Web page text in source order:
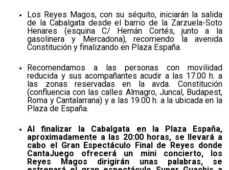
Los Reyes Magos, con su séquito, iniciarán la salida
de la Cabalgata desde el barrio de la Zarzuela-Soto
Henares (esquina C/ Hernán Cortés, junto a la
gasolinera y Mercadona), recorriendo la avenida
Constitución y finalizando en Plaza España.
Recomendamos a las personas con movilidad
reducida y sus acompañantes acudir a las 17.00 h. a
las zonas reservadas en la avda. Constitución
(confluencia con las calles Almagro, Juncal, Budapest,
Roma y Cantalarrana) y a las 19.00 h. a la ubicada en la
Plaza de España.
Al finalizar la Cabalgata en la Plaza España,
aproximadamente a las 20:00 horas, se llevará a
cabo el Gran Espectáculo Final de Reyes donde
CantaJuego ofrecerá un mini concierto, los
Reyes Magos dirigirán unas palabras, se